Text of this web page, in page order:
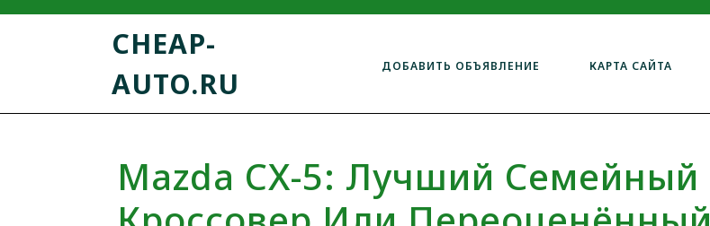
CHEAP-
AUTO.RU
ДОБАВИТЬ ОБЪЯВЛЕНИЕ КАРТА САЙТА
Mazda CX-5: Лучший Семейный